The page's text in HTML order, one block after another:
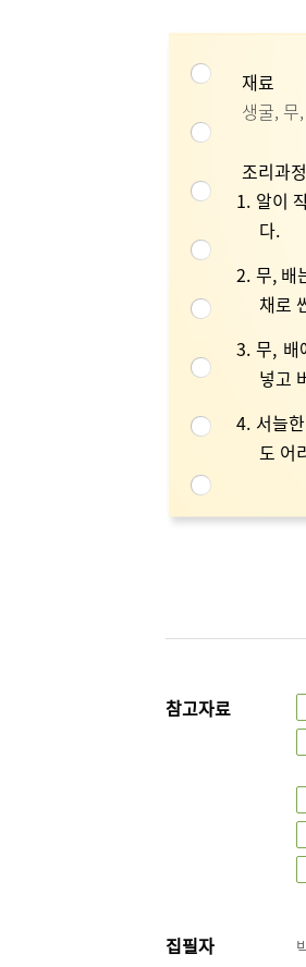
재료
생굴, 무
조리과정
1. 알이
다.
2. 무, 배
채로
3. 무, 배
넣고
4. 서늘
도 어
참고자료
집필자